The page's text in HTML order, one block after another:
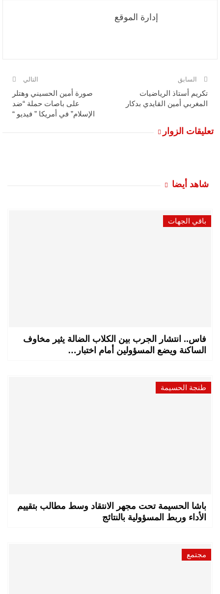
إدارة الموقع
السابق
تكريم أستاذ الرياضيات
المغربي أمين القايدي بدكار
التالي
صورة أمين الحسيني وهتلر
على باصات حملة “ضد
الإسلام” في أمريكا ” فيديو “
تعليقات الزوار
شاهد أيضا
باقي الجهات
فاس.. انتشار الجرب بين الكلاب الضالة يثير مخاوف
الساكنة ويضع المسؤولين أمام اختبار…
طنجة الحسيمة
باشا الحسيمة تحت مجهر الانتقاد وسط مطالب بتقييم
الأداء وربط المسؤولية بالنتائج
مجتمع